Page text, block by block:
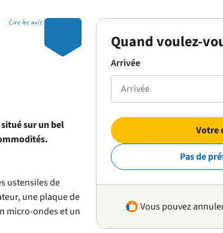
Lire les avis
sur un bel
ustensiles de
une plaque de
micro-ondes et un
Quand voulez-
Arrivée
Votre
Pas de
Vous pouvez